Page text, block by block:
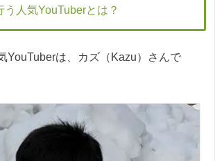
う人気YouTuberとは？
YouTuberは、カズ（Kazu）さんで